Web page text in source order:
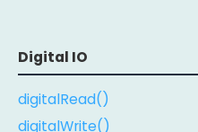
Digital IO
digitalRead()
digitalWrite()